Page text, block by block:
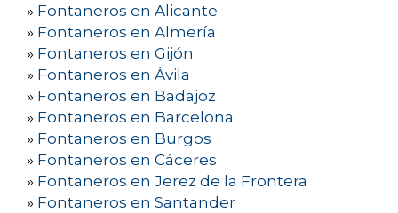
» Fontaneros en Alicante
» Fontaneros en Almería
» Fontaneros en Gijón
» Fontaneros en Ávila
» Fontaneros en Badajoz
» Fontaneros en Barcelona
» Fontaneros en Burgos
» Fontaneros en Cáceres
» Fontaneros en Jerez de la Frontera
» Fontaneros en Santander